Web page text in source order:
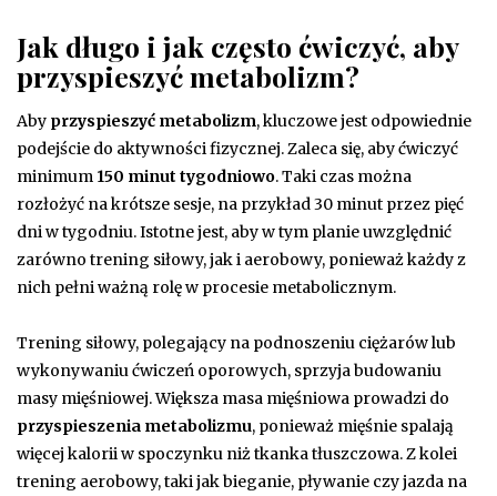
Jak długo i jak często ćwiczyć, aby
przyspieszyć metabolizm?
Aby przyspieszyć metabolizm, kluczowe jest odpowiednie
podejście do aktywności fizycznej. Zaleca się, aby ćwiczyć
minimum 150 minut tygodniowo. Taki czas można
rozłożyć na krótsze sesje, na przykład 30 minut przez pięć
dni w tygodniu. Istotne jest, aby w tym planie uwzględnić
zarówno trening siłowy, jak i aerobowy, ponieważ każdy z
nich pełni ważną rolę w procesie metabolicznym.
Trening siłowy, polegający na podnoszeniu ciężarów lub
wykonywaniu ćwiczeń oporowych, sprzyja budowaniu
masy mięśniowej. Większa masa mięśniowa prowadzi do
przyspieszenia metabolizmu, ponieważ mięśnie spalają
więcej kalorii w spoczynku niż tkanka tłuszczowa. Z kolei
trening aerobowy, taki jak bieganie, pływanie czy jazda na